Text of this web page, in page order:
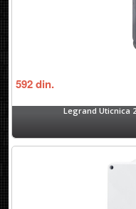
592din.
Legrand Uticnica